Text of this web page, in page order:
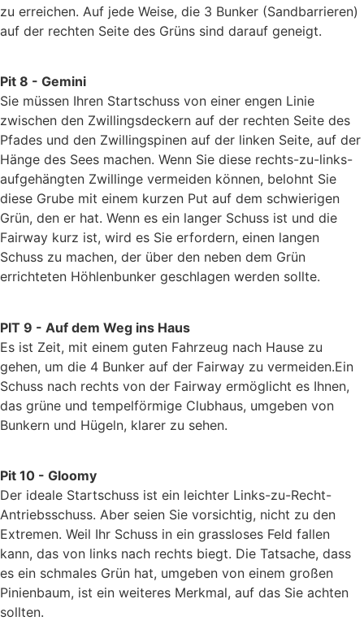
zu erreichen. Auf jede Weise, die 3 Bunker (Sandbarrieren)
auf der rechten Seite des Grüns sind darauf geneigt.
Pit 8 - Gemini
Sie müssen Ihren Startschuss von einer engen Linie
zwischen den Zwillingsdeckern auf der rechten Seite des
Pfades und den Zwillingspinen auf der linken Seite, auf der
Hänge des Sees machen. Wenn Sie diese rechts-zu-links-
aufgehängten Zwillinge vermeiden können, belohnt Sie
diese Grube mit einem kurzen Put auf dem schwierigen
Grün, den er hat. Wenn es ein langer Schuss ist und die
Fairway kurz ist, wird es Sie erfordern, einen langen
Schuss zu machen, der über den neben dem Grün
errichteten Höhlenbunker geschlagen werden sollte.
PIT 9 - Auf dem Weg ins Haus
Es ist Zeit, mit einem guten Fahrzeug nach Hause zu
gehen, um die 4 Bunker auf der Fairway zu vermeiden.Ein
Schuss nach rechts von der Fairway ermöglicht es Ihnen,
das grüne und tempelförmige Clubhaus, umgeben von
Bunkern und Hügeln, klarer zu sehen.
Pit 10 - Gloomy
Der ideale Startschuss ist ein leichter Links-zu-Recht-
Antriebsschuss. Aber seien Sie vorsichtig, nicht zu den
Extremen. Weil Ihr Schuss in ein grassloses Feld fallen
kann, das von links nach rechts biegt. Die Tatsache, dass
es ein schmales Grün hat, umgeben von einem großen
Pinienbaum, ist ein weiteres Merkmal, auf das Sie achten
sollten.